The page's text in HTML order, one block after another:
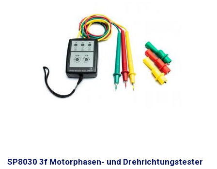
SP8030 3f Motorphasen- und Drehrichtungstester